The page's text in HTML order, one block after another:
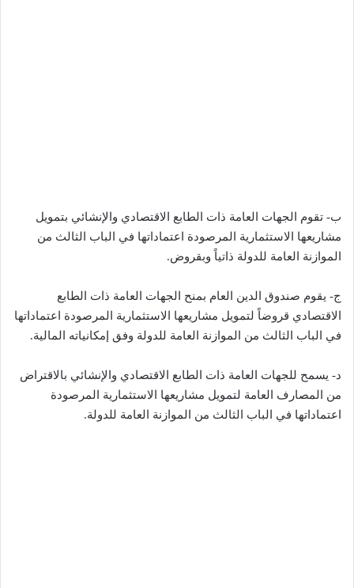
ب- تقوم الجهات العامة ذات الطابع الاقتصادي والإنشائي بتمويل
مشاريعها الاستثمارية المرصودة اعتماداتها في الباب الثالث من
الموازنة العامة للدولة ذاتياً وبقروض.
ج- يقوم صندوق الدين العام بمنح الجهات العامة ذات الطابع
الاقتصادي قروضاً لتمويل مشاريعها الاستثمارية المرصودة اعتماداتها
في الباب الثالث من الموازنة العامة للدولة وفق إمكانياته المالية.
د- يسمح للجهات العامة ذات الطابع الاقتصادي والإنشائي بالاقتراض
من المصارف العامة لتمويل مشاريعها الاستثمارية المرصودة
اعتماداتها في الباب الثالث من الموازنة العامة للدولة.